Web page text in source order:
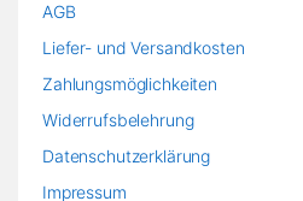
AGB
Liefer- und Versandkosten
Zahlungsmöglichkeiten
Widerrufsbelehrung
Datenschutzerklärung
Impressum